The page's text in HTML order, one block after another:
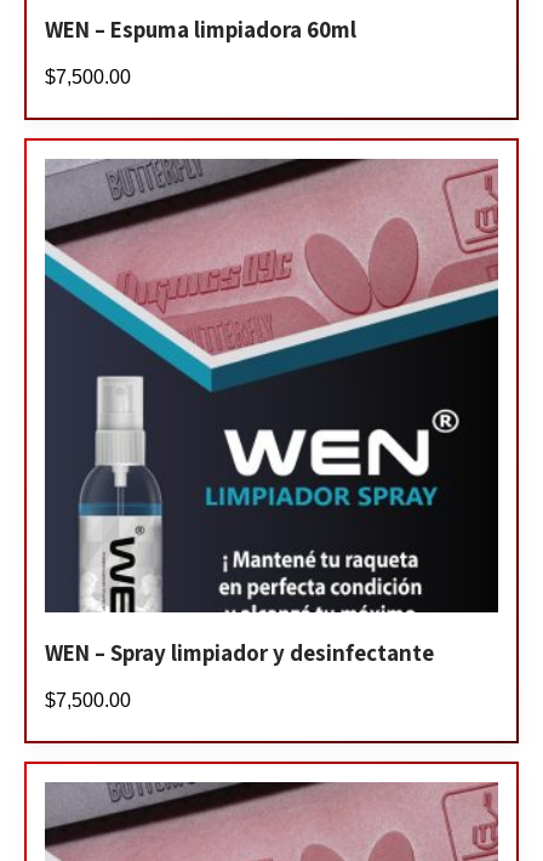
WEN – Espuma limpiadora 60ml
$7,500.00
WEN – Spray limpiador y desinfectante
$7,500.00